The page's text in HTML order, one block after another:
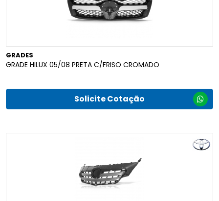
GRADES
GRADE HILUX 05/08 PRETA C/FRISO CROMADO
Solicite Cotação